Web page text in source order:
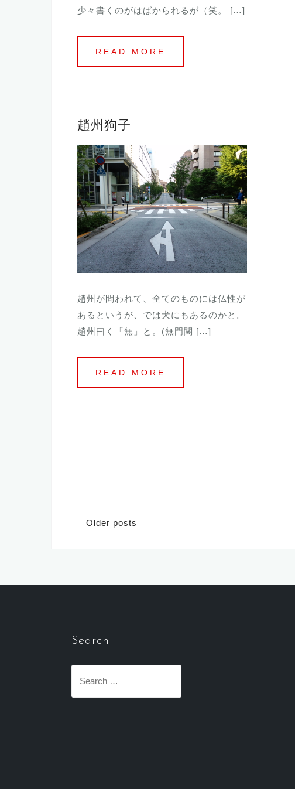
少々書くのがはばかられるが（笑。 […]
READ MORE
趙州狗子
趙州が問われて、全てのものには仏性が
あるというが、では犬にもあるのかと。
趙州曰く「無」と。(無門関 […]
READ MORE
Posts
Older posts
Search